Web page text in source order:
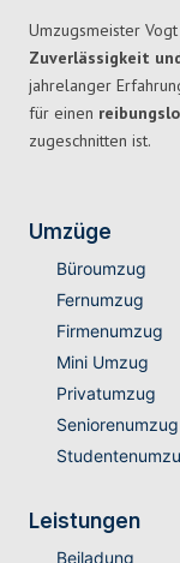
Umzugsmeister
Zuverlässigkeit
jahrelanger
für einen
zugeschnitten ist.
Umzüge
Büroumzug
Fernumzug
Firmenumzug
Mini Umzug
Privatumzug
Seniorenumzug
Leistungen
Beiladung